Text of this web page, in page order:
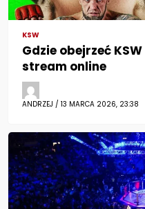
KSW
Gdzie obejrzeć
stream online
ANDRZEJ / 13 MARCA 2026, 23:38